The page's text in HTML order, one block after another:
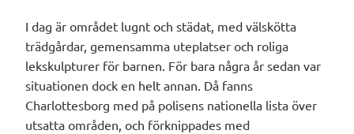
I dag är området lugnt och städat, med välskötta
trädgårdar, gemensamma uteplatser och roliga
lekskulpturer för barnen. För bara några år sedan var
situationen dock en helt annan. Då fanns
Charlottesborg med på polisens nationella lista över
utsatta områden, och förknippades med